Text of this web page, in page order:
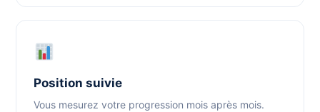
Position suivie
Vous mesurez votre progression mois après mois.